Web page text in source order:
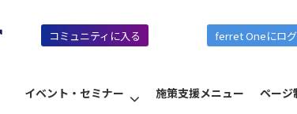
コミュニティに入る ferret Oneにロ
イベント・セミナー 施策支援メニュー ページ